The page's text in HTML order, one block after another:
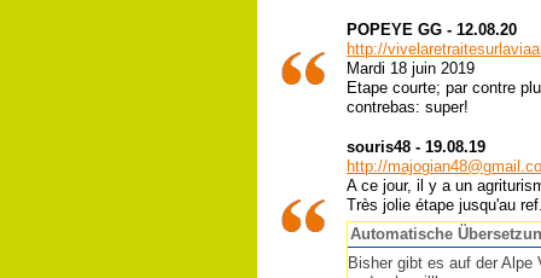
POPEYE GG - 12.08.20
http://
Mardi 18 juin 2019
Etape courte; par contre
contrebas: super!
souris48 - 19.08.19
http://
A ce jour, il y a un
Très jolie étape jusqu'au
Automatische
Bisher gibt es auf der